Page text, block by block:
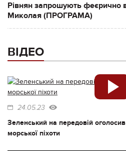
Рівнян запрошують феєрично
Миколая (ПРОГРАМА)
ВІДЕО
24.05.23
Зеленський на передовій
морської піхоти